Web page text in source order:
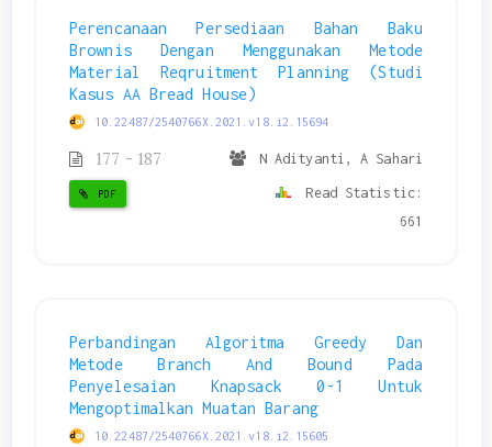
Perencanaan Persediaan Bahan Baku
Brownis Dengan Menggunakan Metode
Material Reqruitment Planning (Studi
Kasus AA Bread House)
10.22487/2540766X.2021.v18.i2.15694
177 - 187 N Adityanti, A Sahari
PDF
Read Statistic:
661
Perbandingan Algoritma Greedy Dan
Metode Branch And Bound Pada
Penyelesaian Knapsack 0-1 Untuk
Mengoptimalkan Muatan Barang
10.22487/2540766X.2021.v18.i2.15605